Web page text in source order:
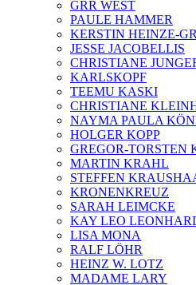
GRR WEST
PAULE HAMMER
KERSTIN HEINZE-
JESSE JACOBELLIS
CHRISTIANE
KARLSKOPF
TEEMU KASKI
CHRISTIANE
NAYMA PAULA
HOLGER KOPP
GREGOR-TORSTEN
MARTIN KRAHL
STEFFEN
KRONENKREUZ
SARAH LEIMCKE
KAY LEO
LISA MONA
RALF LÖHR
HEINZ W. LOTZ
MADAME LARY